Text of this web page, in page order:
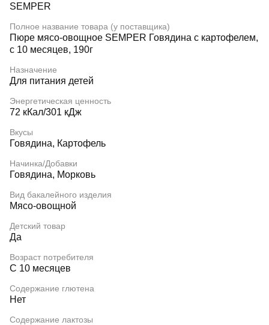
SEMPER
Полное название товара (у поставщика)
Пюре мясо-овощное SEMPER Говядина с картофелем,
с 10 месяцев, 190г
Назначение
Для питания детей
Энергетическая ценность
72 кКал/301 кДж
Вкусы
Говядина, Картофель
Начинка/Добавки
Говядина, Морковь
Вид бакалейного изделия
Мясо-овощной
Детский товар
Да
Возраст потребителя
С 10 месяцев
Содержание глютена
Нет
Содержание лактозы